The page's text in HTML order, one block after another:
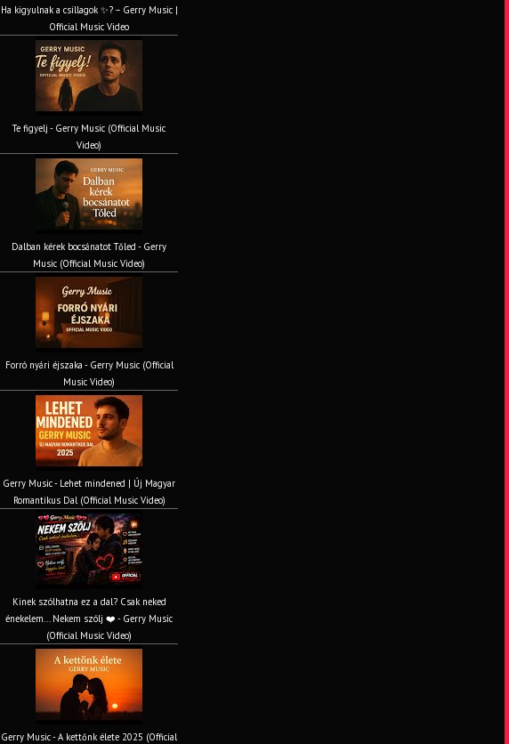
Ha kigyulnak a csillagok ✨? – Gerry Music |
Official Music Video
Te figyelj - Gerry Music (Official Music
Video)
Dalban kérek bocsánatot Tőled - Gerry
Music (Official Music Video)
Forró nyári éjszaka - Gerry Music (Official
Music Video)
Gerry Music - Lehet mindened | Új Magyar
Romantikus Dal (Official Music Video)
Kinek szólhatna ez a dal? Csak neked
énekelem... Nekem szólj ❤️ - Gerry Music
(Official Music Video)
Gerry Music - A kettőnk élete 2025 (Official